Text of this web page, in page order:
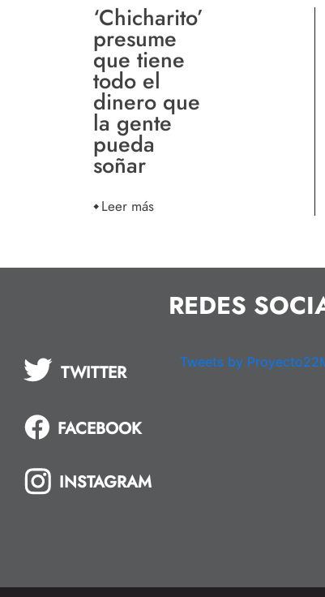
‘Chicharito’
presume
que tiene
todo el
dinero que
la gente
pueda
soñar
Leer más
REDES
TWITTER
FACEBOOK
INSTAGRAM
Tweets by